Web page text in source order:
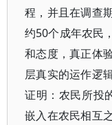
程，并且在调查
约50个成年农民
和态度，真正体
层真实的运作逻
证明：农民所投
嵌入在农民相互